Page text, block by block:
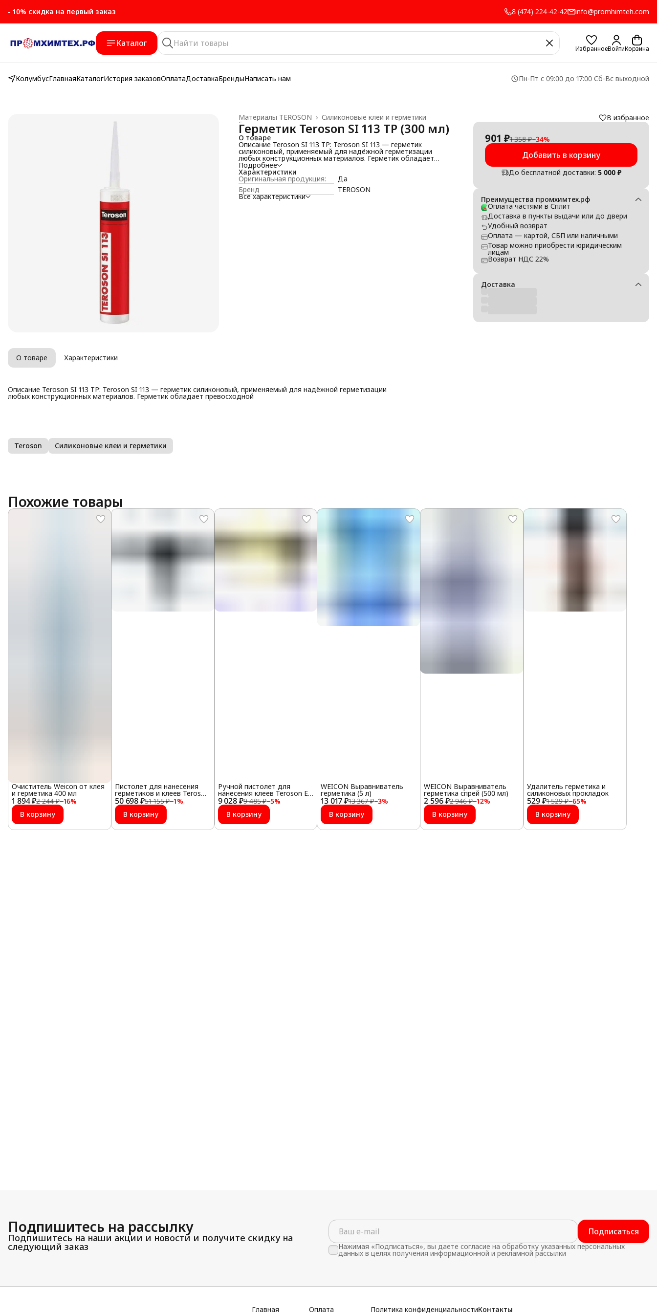
- 10% скидка на первый заказ
- 10% скидка на первый заказ
8 (474) 224-42-42 info@promhimteh.com
Каталог
ИзбранноеВойтиКорзина
КолумбусГлавнаяКаталогИстория заказовОплатаДоставкаБрендыНаписать нам Пн-Пт с 09:00 до 17:00 Сб-Вс выходной
Силиконовые клеи и герметики
Материалы TEROSON ›
Главная
Герметик Teroson SI 113 TP (300 мл)
О товаре
Описание Teroson SI 113 TP: Teroson SI 113 — герметик
силиконовый, применяемый для надёжной герметизации
любых конструкционных материалов. Герметик обладает
превосходной
Подробнее
Характеристики
Оригинальная продукция:
Да
Бренд
TEROSON
Все характеристики
В избранное
901 ₽1 358 ₽−34%
Добавить в корзину
До бесплатной доставки: 5 000 ₽
Преимущества промхимтех.рф
Оплата частями в Сплит
Доставка в пункты выдачи или до двери
Удобный возврат
Оплата — картой, СБП или наличными
Товар можно приобрести юридическим
лицам
Возврат НДС 22%
Доставка
О товаре Характеристики
Описание Teroson SI 113 TP: Teroson SI 113 — герметик силиконовый, применяемый для надёжной герметизации
любых конструкционных материалов. Герметик обладает превосходной
Teroson Силиконовые клеи и герметики
Похожие товары
1 894 ₽2 244 ₽−16%
Очиститель Weicon от клея
и герметика 400 мл
В корзину
50 698 ₽51 155 ₽−1%
Пистолет для нанесения
герметиков и клеев Teroson
ET Air Gun MultiPress
В корзину
9 028 ₽9 485 ₽−5%
Ручной пистолет для
нанесения клеев Teroson ET
Staku Hand Gun
В корзину
13 017 ₽13 367 ₽−3%
WEICON Выравниватель
герметика (5 л)
В корзину
2 596 ₽2 946 ₽−12%
WEICON Выравниватель
герметика спрей (500 мл)
В корзину
529 ₽1 529 ₽−65%
Удалитель герметика и
силиконовых прокладок
В корзину
Подпишитесь на рассылку
Подпишитесь на наши акции и новости и получите скидку на
следующий заказ
Подписаться
Нажимая «Подписаться», вы даете согласие на обработку указанных персональных
данных в целях получения информационной и рекламной рассылки
Главная Оплата Политика конфиденциальностиКонтакты